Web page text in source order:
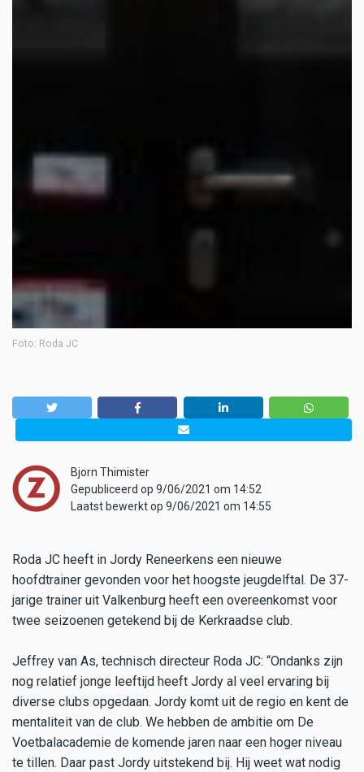
Foto: Roda JC
Bjorn Thimister
Gepubliceerd op 9/06/2021 om 14:52
Laatst bewerkt op 9/06/2021 om 14:55
Roda JC heeft in Jordy Reneerkens een nieuwe
hoofdtrainer gevonden voor het hoogste jeugdelftal. De 37-
jarige trainer uit Valkenburg heeft een overeenkomst voor
twee seizoenen getekend bij de Kerkraadse club.
Jeffrey van As, technisch directeur Roda JC: “Ondanks zijn
nog relatief jonge leeftijd heeft Jordy al veel ervaring bij
diverse clubs opgedaan. Jordy komt uit de regio en kent de
mentaliteit van de club. We hebben de ambitie om De
Voetbalacademie de komende jaren naar een hoger niveau
te tillen. Daar past Jordy uitstekend bij. Hij weet wat nodig